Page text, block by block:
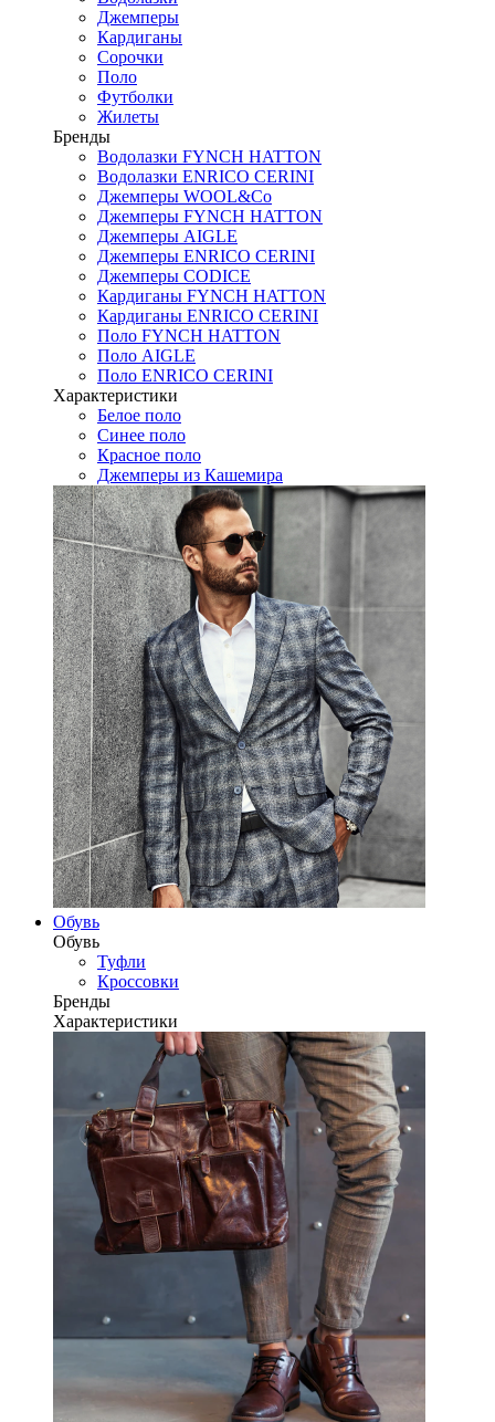
Джемперы
Кардиганы
Сорочки
Поло
Футболки
Жилеты
Бренды
Водолазки FYNCH HATTON
Водолазки ENRICO CERINI
Джемперы WOOL&Co
Джемперы FYNCH HATTON
Джемперы AIGLE
Джемперы ENRICO CERINI
Джемперы CODICE
Кардиганы FYNCH HATTON
Кардиганы ENRICO CERINI
Поло FYNCH HATTON
Поло AIGLE
Поло ENRICO CERINI
Характеристики
Белое поло
Синее поло
Красное поло
Джемперы из Кашемира
Обувь
Обувь
Туфли
Кроссовки
Бренды
Характеристики